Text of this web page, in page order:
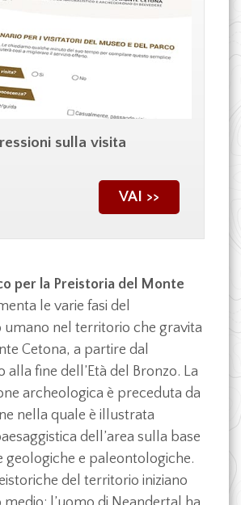
sulla visita
VAI >>
per la Preistoria del Monte
le varie fasi del
nel territorio che gravita
Cetona, a partire dal
alla fine dell’Età del Bronzo. La
archeologica è preceduta da
nella quale è illustrata
dell’area sulla base
geologiche e paleontologiche.
del territorio iniziano